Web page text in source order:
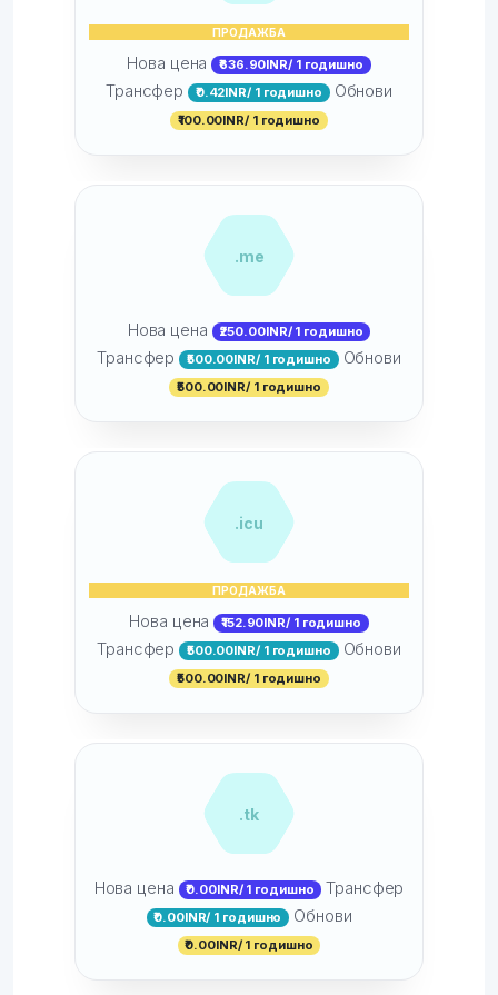
ПРОДАЖБА
Нова цена ₹636.90INR/ 1 годишно
Трансфер ₹0.42INR/ 1 годишно Обнови
₹100.00INR/ 1 годишно
.me
Нова цена ₹250.00INR/ 1 годишно
Трансфер ₹500.00INR/ 1 годишно Обнови
₹500.00INR/ 1 годишно
.icu
ПРОДАЖБА
Нова цена ₹152.90INR/ 1 годишно
Трансфер ₹500.00INR/ 1 годишно Обнови
₹500.00INR/ 1 годишно
.tk
Нова цена ₹0.00INR/ 1 годишно Трансфер
₹0.00INR/ 1 годишно Обнови
₹0.00INR/ 1 годишно